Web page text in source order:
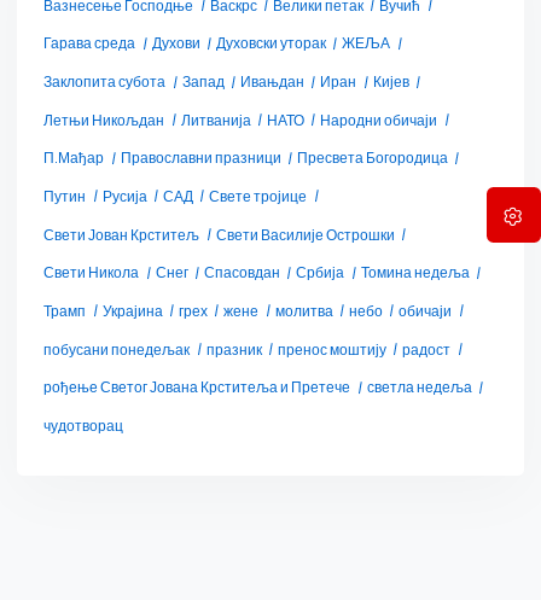
Вазнесење Господње Васкрс Велики петак
Вучић
Гарава среда
Духови Духовски уторак
ЖЕЉА
Заклопита субота
Запад Ивањдан Иран
Кијев
Летњи Никољдан
Литванија НАТО
Народни обичаји
П.Мађар
Православни празници
Пресвета Богородица
Путин
Русија САД
Свете тројице
Свети Јован Крститељ
Свети Василије Острошки
Свети Никола
Снег Спасовдан Србија
Томина недеља
Трамп
Украјина грех жене молитва небо
обичаји
побусани понедељак
празник пренос моштију
радост
рођење Светог Јована Крститеља и Претече
светла недеља
чудотворац